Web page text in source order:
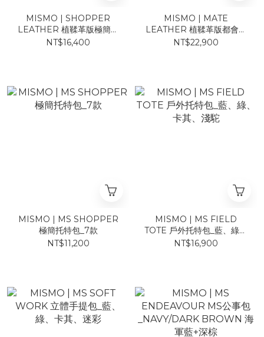
MISMO | SHOPPER
LEATHER 植鞣革版極簡托
特包_棕、黑
NT$16,400
MISMO | MATE
LEATHER 植鞣革版都會托
特包_黑、棕
NT$22,900
MISMO | MS SHOPPER
極簡托特包_7款
NT$11,200
MISMO | MS FIELD
TOTE 戶外托特包_藍、綠、
卡其、淺駝
NT$16,900